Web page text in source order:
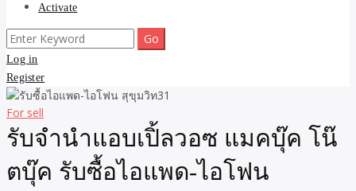
Activate
Search
for:
Log in
Register
For sell
รับจำนำแอบเปิ้ลวอซ แมคบุ๊ค โน๊
ตบุ๊ค รับซื้อไอแพด-ไอโฟน